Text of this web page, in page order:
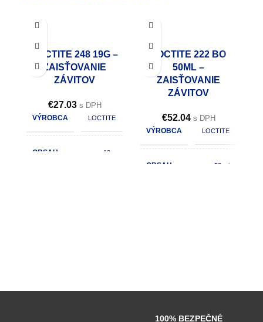
LOCTITE 248 19G –
ZAISŤOVANIE
ZÁVITOV
€27.03 s DPH
VÝROBCA LOCTITE
OBSAH 19 g
LOCTITE 222 BO
50ML –
ZAISŤOVANIE
ZÁVITOV
€52.04 s DPH
VÝROBCA LOCTITE
OBSAH 50 ml
100% BEZPEČNÉ